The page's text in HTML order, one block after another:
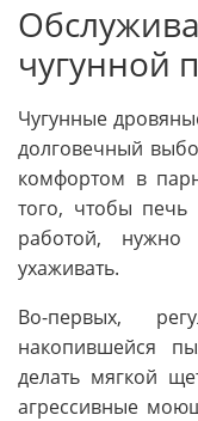
чугунной
Чугунные
долговечный
комфортом в
того, чтобы печь
работой, нужно
ухаживать.
Во-первых,
накопившейся
делать мягкой
агрессивные